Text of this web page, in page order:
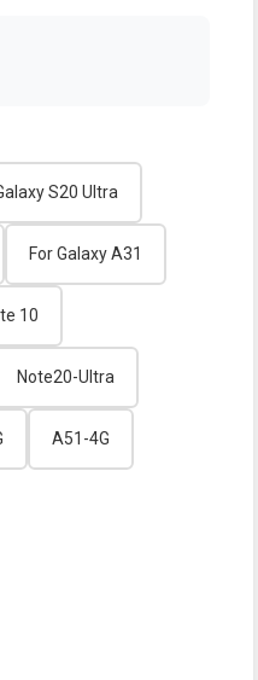
S20 Ultra
For Galaxy A31
10
Note20-Ultra
A51-4G